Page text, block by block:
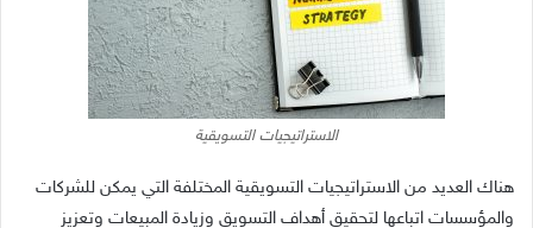
الاستراتيجيات التسويقية
هناك العديد من الاستراتيجيات التسويقية المختلفة التي يمكن للشركات
والمؤسسات اتباعها لتحقيق أهداف التسويق وزيادة المبيعات وتعزيز